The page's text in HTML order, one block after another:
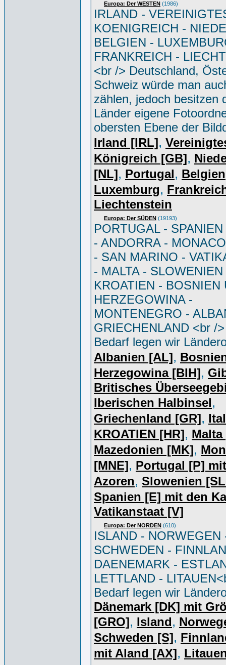
Europa: Der WESTEN (1986)
IRLAND -
KOENIGREICH -
BELGIEN -
FRANKREICH -
<br /> Deutschland,
Schweiz würde man
zählen, jedoch besitzen
Länder eigene
obersten Ebene der
Irland [IRL],
Königreich [GB],
[NL], Portugal, Belgien
Luxemburg,
Liechtenstein
Europa: Der SÜDEN (19193)
PORTUGAL -
- ANDORRA -
- SAN MARINO -
- MALTA - SLOWENIEN
KROATIEN - BOSNIEN
HERZEGOWINA -
MONTENEGRO -
GRIECHENLAND <br /
Bedarf legen wir
Albanien [AL],
Herzegowina [BIH],
Britisches
Iberischen Halbinsel,
Griechenland [GR],
KROATIEN [HR], Malta
Mazedonien [MK],
[MNE], Portugal [P]
Azoren, Slowenien
Spanien [E] mit den
Vatikanstaat [V]
Europa: Der NORDEN (610)
ISLAND - NORWEGEN
SCHWEDEN -
DAENEMARK -
LETTLAND -
Bedarf legen wir
Dänemark [DK] mit
[GRO], Island,
Schweden [S],
mit Aland [AX],